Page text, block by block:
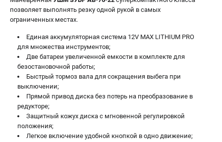
ЗАКАЗ ЗАПЧАСТЕЙ
+7 (911) 360-06-14 | +7 (8112) 59-10-67
zakaz@metabo-market.ru
позволяет выполнять резку одной рукой в самых
ограниченных местах.
Единая аккумуляторная система 12V MAX LITHIUM PRO
для множества инструментов;
Две батареи увеличенной емкости в комплекте для
безостановочной работы;
Быстрый тормоз вала для сокращения выбега при
выключении;
Прямой привод диска без потерь на преобразование в
редукторе;
Защитный кожух диска с мгновенной регулировкой
положения;
Легкое включение удобной кнопкой в одно движение;